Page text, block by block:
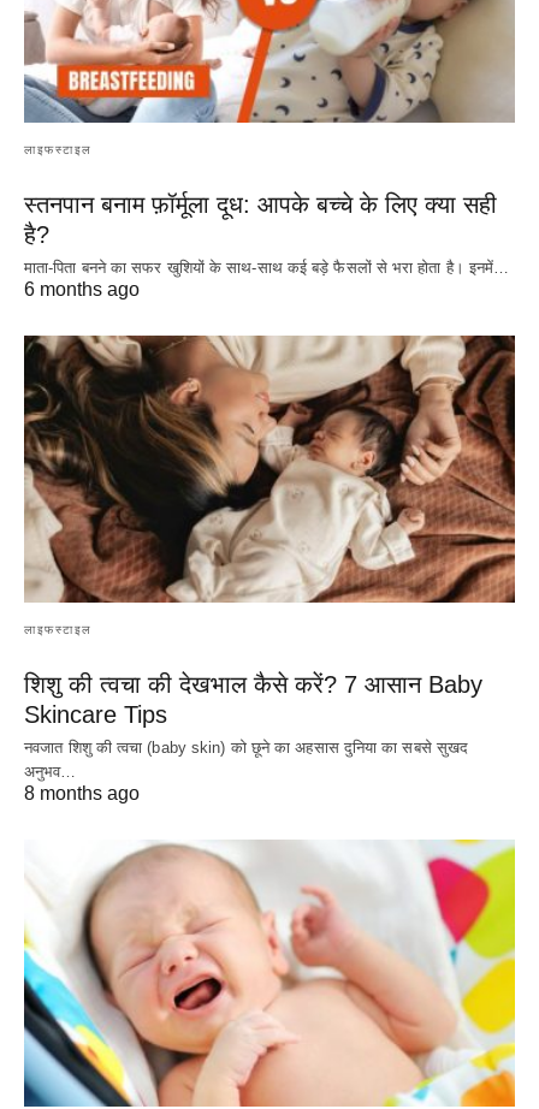
लाइफस्टाइल
स्तनपान बनाम फ़ॉर्मूला दूध: आपके बच्चे के लिए क्या सही
है?
माता-पिता बनने का सफर खुशियों के साथ-साथ कई बड़े फैसलों से भरा होता है। इनमें…
6 months ago
लाइफस्टाइल
शिशु की त्वचा की देखभाल कैसे करें? 7 आसान Baby
Skincare Tips
नवजात शिशु की त्वचा (baby skin) को छूने का अहसास दुनिया का सबसे सुखद
अनुभव…
8 months ago